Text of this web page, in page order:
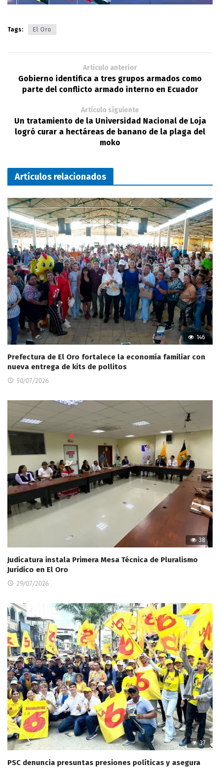
Tags: El Oro
Artículo anterior
Gobierno identifica a tres grupos armados como
parte del conflicto armado interno en Ecuador
Artículo siguiente
Un tratamiento de la Universidad Nacional de Loja
logró curar a hectáreas de banano de la plaga del
moko
Artículos relacionados
146
Prefectura de El Oro fortalece la economía familiar con
nueva entrega de kits de pollitos
30/07/2026
38
Judicatura instala Primera Mesa Técnica de Pluralismo
Jurídico en El Oro
29/07/2026
37
PSC denuncia presuntas presiones políticas y asegura